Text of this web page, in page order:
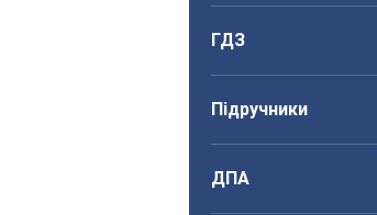
ГДЗ
Підручники
ДПА